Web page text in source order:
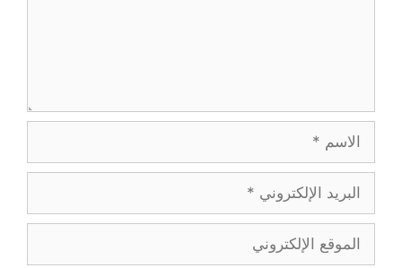
الاسم
البريد
الإلكتروني
الموقع
الإلكتروني